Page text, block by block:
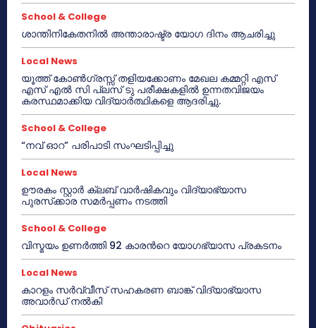
School & College
ശാന്തിനികേതനിൽ അന്താരാഷ്ട്ര യോഗ ദിനം ആചരിച്ചു
Local News
യൂത്ത് കോൺഗ്രസ്സ് തളിയക്കോണം മേഖല കമ്മറ്റി എസ്
എസ് എൽ സി പ്ലസ് ടു പരീക്ഷകളിൽ ഉന്നതവിജയം
കരസ്ഥമാക്കിയ വിദ്യാർത്ഥികളെ ആദരിച്ചു.
School & College
“നവ് ഓറ” പരിപാടി സംഘടിപ്പിച്ചു
Local News
ഊരകം സ്റ്റാർ ക്ലബ് വാർഷികവും വിദ്യാഭ്യാസ
പുരസ്‌ക്കാര സമർപ്പണം നടത്തി
School & College
വിസ്മയം ഉണർത്തി 92 കാരൻറെ യോഗഭ്യാസ പ്രകടനം
Local News
കാറളം സർവ്വീസ് സഹകരണ ബാങ്ക് വിദ്യാഭ്യാസ
അവാർഡ് നൽകി